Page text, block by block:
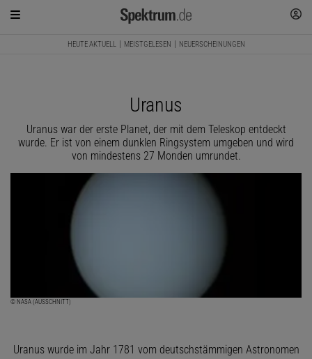
HEUTE AKTUELL MEISTGELESEN NEUERSCHEINUNGEN
Uranus
Uranus war der erste Planet, der mit dem Teleskop entdeckt
wurde. Er ist von einem dunklen Ringsystem umgeben und wird
von mindestens 27 Monden umrundet.
© NASA (AUSSCHNITT)
Uranus wurde im Jahr 1781 vom deutschstämmigen Astronomen